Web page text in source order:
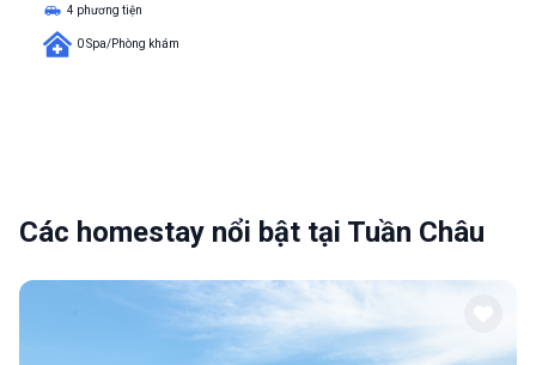
4 phương tiện
0 Spa/Phòng khám
Các homestay nổi bật tại Tuần Châu